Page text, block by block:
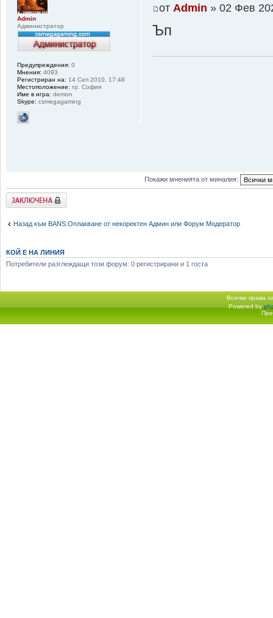
отAdmin » 02 Фев
Ъп
Admin
Администратор
Предупреждения: 0
Мнения: 4093
Регистриран на: 14 Сеп 2010, 17:48
Местоположение: гр. София
Име в игра: demon
Skype: csmegagaming
Покажи мненията от миналия:
Заключена
Назад към BANS:Оплакване от некоректен Админ или Форум Модератор
КОЙ Е НА ЛИНИЯ
Потребители разглеждащи този форум: 0 регистрирани и 1 госта
Всички права
Начало форум Powered by